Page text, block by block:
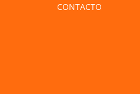
CONTACTO